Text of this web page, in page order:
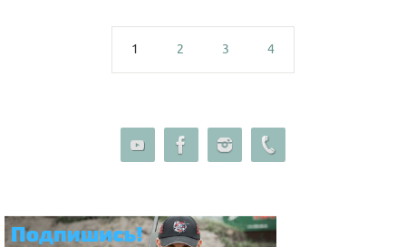
1 2 3 4